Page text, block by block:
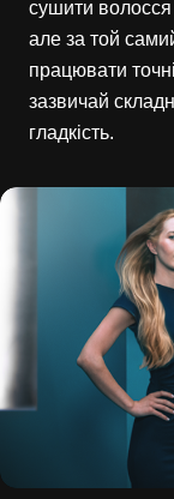
сушити
але за той
працювати
зазвичай
гладкість.